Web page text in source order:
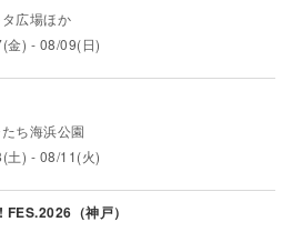
広場ほか
金) - 08/09(日)
ち海浜公園
土) - 08/11(火)
（神戸）